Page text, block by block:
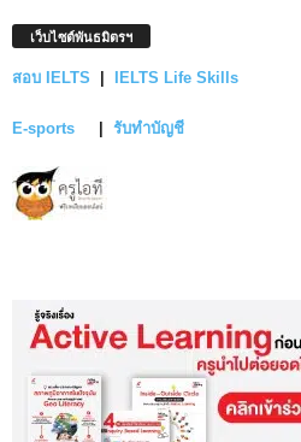
เว็บไซต์พันธมิตรฯ
สอบ IELTS IELTS Life Skills
E-sports รับทำบัญชี